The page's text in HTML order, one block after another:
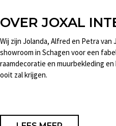
OVER JOXAL
Wij zijn Jolanda, Alfred en Petra van
showroom in Schagen voor een
raamdecoratie en muurbekleding
ooit zal krijgen.